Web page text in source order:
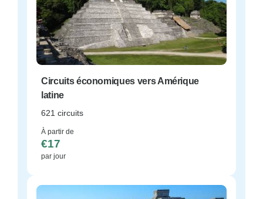
Circuits économiques vers Amérique
latine
621 circuits
À partir de
€17
par jour